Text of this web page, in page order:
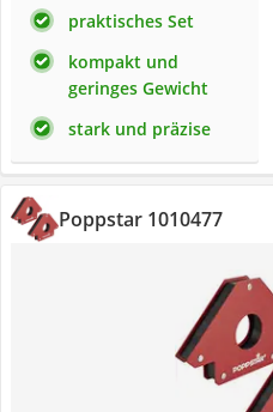
praktisches Set
kompakt und
geringes Gewicht
stark und präzise
Poppstar 1010477